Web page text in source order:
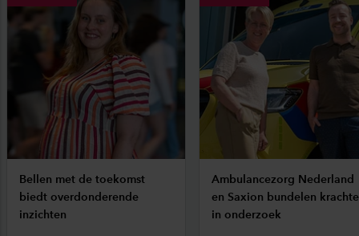
Bellen met de toekomst
biedt overdonderende
inzichten
Ambulancezorg Nederland
en Saxion bundelen
in onderzoek